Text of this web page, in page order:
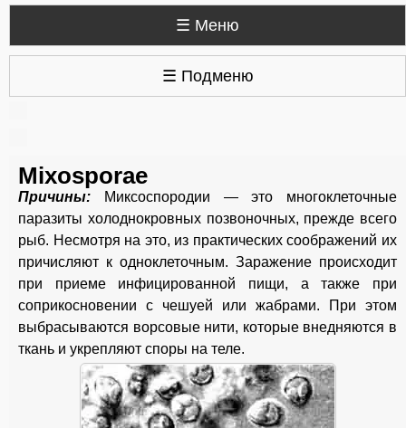
☰ Меню
☰ Подменю
Mixosporae
Причины:
Миксоспородии — это многоклеточные
паразиты холоднокровных позвоночных, прежде всего
рыб. Несмотря на это, из практических соображений их
причисляют к одноклеточным. Заражение происходит
при приеме инфицированной пищи, а также при
соприкосновении с чешуей или жабрами. При этом
выбрасываются ворсовые нити, которые внедняются в
ткань и укрепляют споры на теле.